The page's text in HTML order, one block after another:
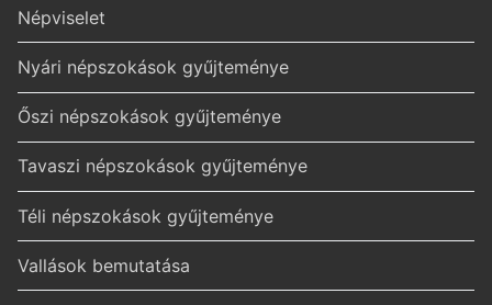
Népviselet
Nyári népszokások gyűjteménye
Őszi népszokások gyűjteménye
Tavaszi népszokások gyűjteménye
Téli népszokások gyűjteménye
Vallások bemutatása